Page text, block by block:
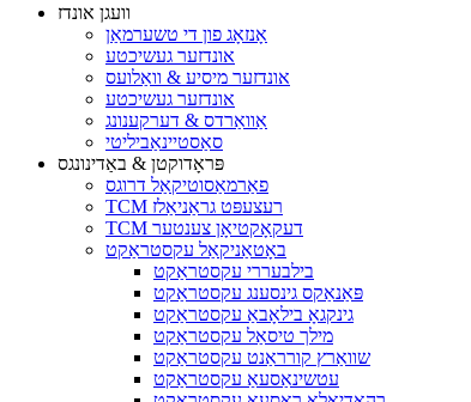
וועגן אונדז
אָנזאָג פון די טשערמאַן
אונדזער געשיכטע
אונדזער מיסיע & וואַלועס
אונדזער געשיכטע
אַוואַרדס & דערקענונג
סאַסטיינאַביליטי
פּראָדוקטן & באַדינונגס
פאַרמאַסוטיקאַל דרוגס
TCM רעצעפּט גראַניאַלז
TCM דעקאָקטיאָן צענטער
באָטאַניקאַל עקסטראַקט
בילבעררי עקסטראַקט
פּאַנאַקס גינסענג עקסטראַקט
גינקגאָ בילאָבאַ עקסטראַקט
מילך טיסאַל עקסטראַקט
שוואַרץ קורראַנט עקסטראַקט
עטשינאַסעאַ עקסטראַקט